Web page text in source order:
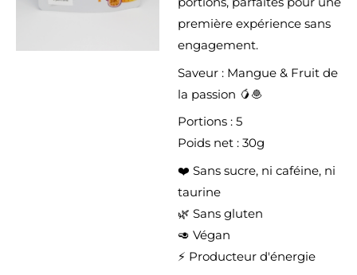
première expérience sans
engagement.
Saveur : Mangue & Fruit de
la passion 🥭🧆
Portions : 5
Poids net : 30g
❤️ Sans sucre, ni caféine, ni
taurine
🌿 Sans gluten
🥑 Végan
⚡ Producteur d'énergie